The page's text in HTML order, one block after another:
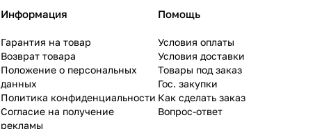
Информация
Гарантия на товар
Возврат товара
Положение о персональных
данных
Политика конфиденциальности
Согласие на получение
рекламы
Помощь
Условия оплаты
Условия доставки
Товары под заказ
Гос. закупки
Как сделать заказ
Вопрос-ответ